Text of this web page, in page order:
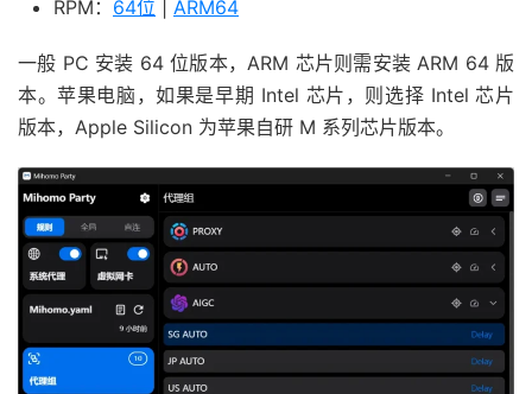
RPM： 64位 ARM64
一般 PC 安装 64 位版本，ARM 芯片则需安装 ARM 64 版
本。苹果电脑，如果是早期 Intel 芯片，则选择 Intel 芯片
版本，Apple Silicon 为苹果自研 M 系列芯片版本。